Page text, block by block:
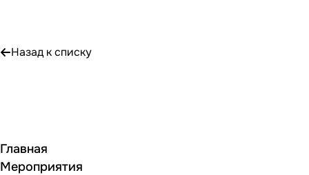
Назад к списку
Главная
Мероприятия